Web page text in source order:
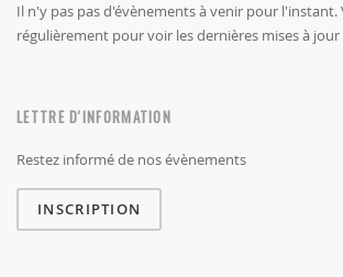
Il n'y pas pas d'évènements à venir pour l'instant.
régulièrement pour voir les dernières mises à jour
LETTRE D'INFORMATION
Restez informé de nos évènements
INSCRIPTION